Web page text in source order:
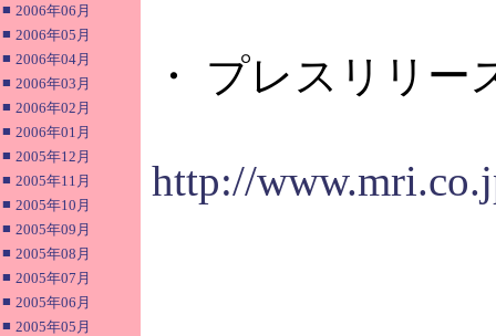
■ 2006年06月
■ 2006年05月
■ 2006年04月
■ 2006年03月
■ 2006年02月
■ 2006年01月
■ 2005年12月
■ 2005年11月
■ 2005年10月
■ 2005年09月
■ 2005年08月
■ 2005年07月
■ 2005年06月
■ 2005年05月
・ プレスリリー
http://